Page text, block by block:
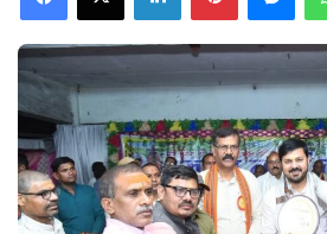
d
a
m
a
i
l